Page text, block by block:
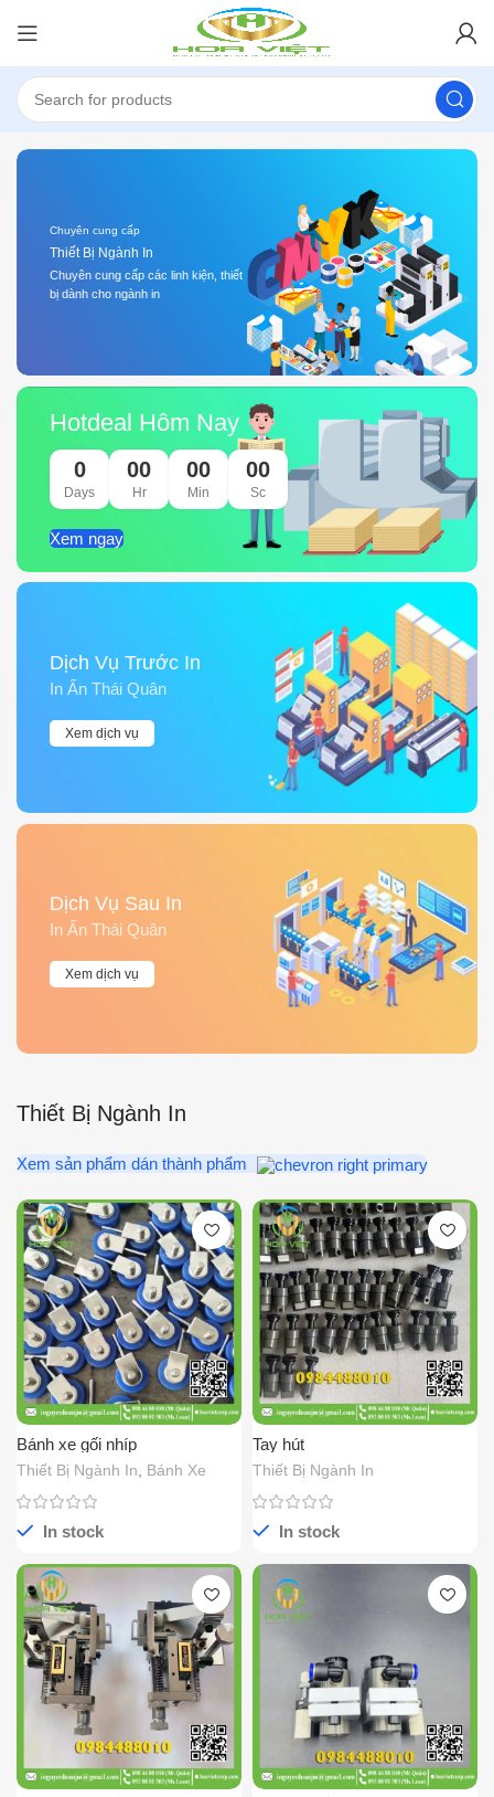
Chuyên cung cấp
Thiết Bị Ngành In
Chuyên cung cấp các linh kiện, thiết
bị dành cho ngành in
Hotdeal Hôm Nay
0
Days
00
Hr
00
Min
00
Sc
Xem ngay
Dịch Vụ Trước In
In Ấn Thái Quân
Xem dịch vụ
Dịch Vụ Sau In
In Ấn Thái Quân
Xem dịch vụ
Thiết Bị Ngành In
Xem sản phẩm dán thành phẩm
Bánh xe gối nhíp
Thiết Bị Ngành In Bánh Xe
In stock
Tay hút
Thiết Bị Ngành In
In stock